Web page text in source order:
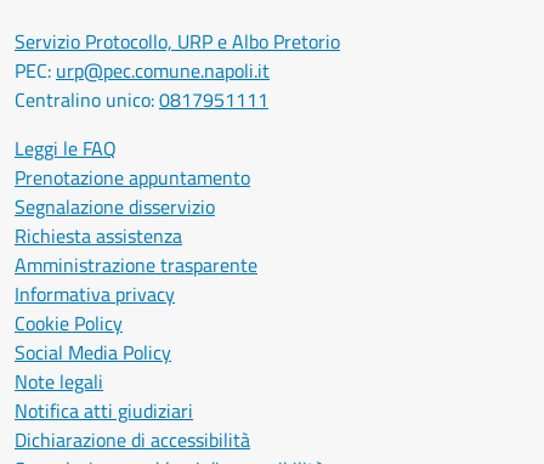
Servizio Protocollo, URP e Albo Pretorio
PEC: urp@pec.comune.napoli.it
Centralino unico:0817951111
Leggi le FAQ
Prenotazione appuntamento
Segnalazione disservizio
Richiesta assistenza
Amministrazione trasparente
Informativa privacy
Cookie Policy
Social Media Policy
Note legali
Notifica atti giudiziari
Dichiarazione di accessibilità